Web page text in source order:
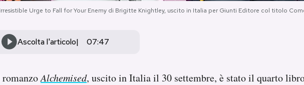
Urge to Fall for Your Enemy di Brigitte Knightley, uscito in Italia per Giunti Editore col titolo
Ascolta l'articolo 07:47
Alchemised, uscito in Italia il 30 settembre, è stato il quarto